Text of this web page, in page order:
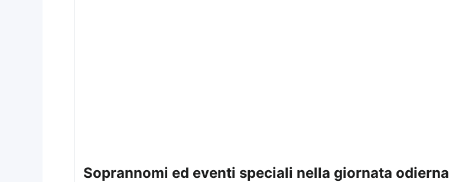
soprannomi ed eventi speciali nella giornata odierna